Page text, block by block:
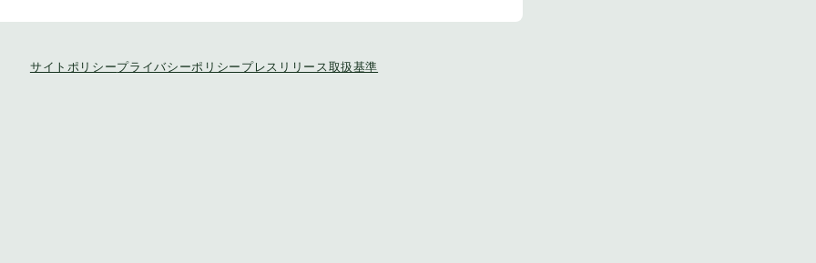
サイトポリシープライバシーポリシー プレスリリース取扱基準